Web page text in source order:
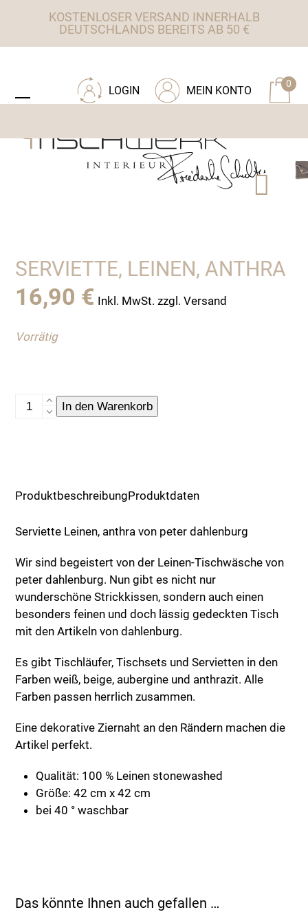
KOSTENLOSER VERSAND INNERHALB
DEUTSCHLANDS BEREITS AB 50 €
0
MEIN KONTO
LOGIN
mobile
mobile
SERVIETTE, LEINEN, ANTHRA
16,90 € Inkl. MwSt. zzgl. Versand
Vorrätig
Serviette,In den Warenkorb
ProduktbeschreibungProduktdaten
Serviette Leinen, anthra von peter dahlenburg
Wir sind begeistert von der Leinen-Tischwäsche von
peter dahlenburg. Nun gibt es nicht nur
wunderschöne Strickkissen, sondern auch einen
besonders feinen und doch lässig gedeckten Tisch
mit den Artikeln von dahlenburg.
Es gibt Tischläufer, Tischsets und Servietten in den
Farben weiß, beige, aubergine und anthrazit. Alle
Farben passen herrlich zusammen.
Eine dekorative Ziernaht an den Rändern machen die
Artikel perfekt.
Qualität: 100 % Leinen stonewashed
Größe: 42 cm x 42 cm
bei 40 ° waschbar
Das könnte Ihnen auch gefallen …